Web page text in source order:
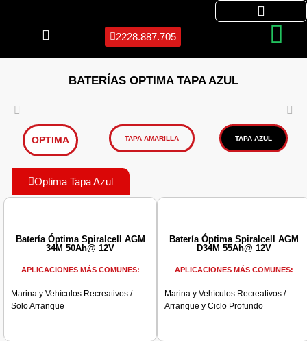
2228.887.705
BATERÍAS OPTIMA TAPA AZUL
OPTIMA TAPA AMARILLA TAPA AZUL
Optima Tapa Azul
Batería Óptima Spiralcell AGM
34M 50Ah@ 12V
APLICACIONES MÁS COMUNES:
Marina y Vehículos Recreativos /
Solo Arranque
Batería Óptima Spiralcell AGM
D34M 55Ah@ 12V
APLICACIONES MÁS COMUNES:
Marina y Vehículos Recreativos /
Arranque y Ciclo Profundo